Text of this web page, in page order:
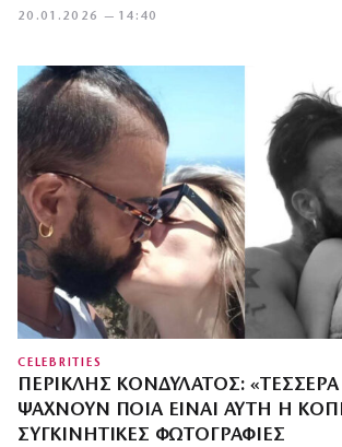
20.01.2026 — 14:40
CELEBRITIES
ΠΕΡΙΚΛΉΣ ΚΟΝΔΥΛΆΤΟΣ:
ΨΆΧΝΟΥΝ ΠΟΙΑ ΕΊΝΑΙ ΑΥΤΉ Η
ΣΥΓΚΙΝΗΤΙΚΈΣ ΦΩΤΟΓΡΑΦΊΕΣ